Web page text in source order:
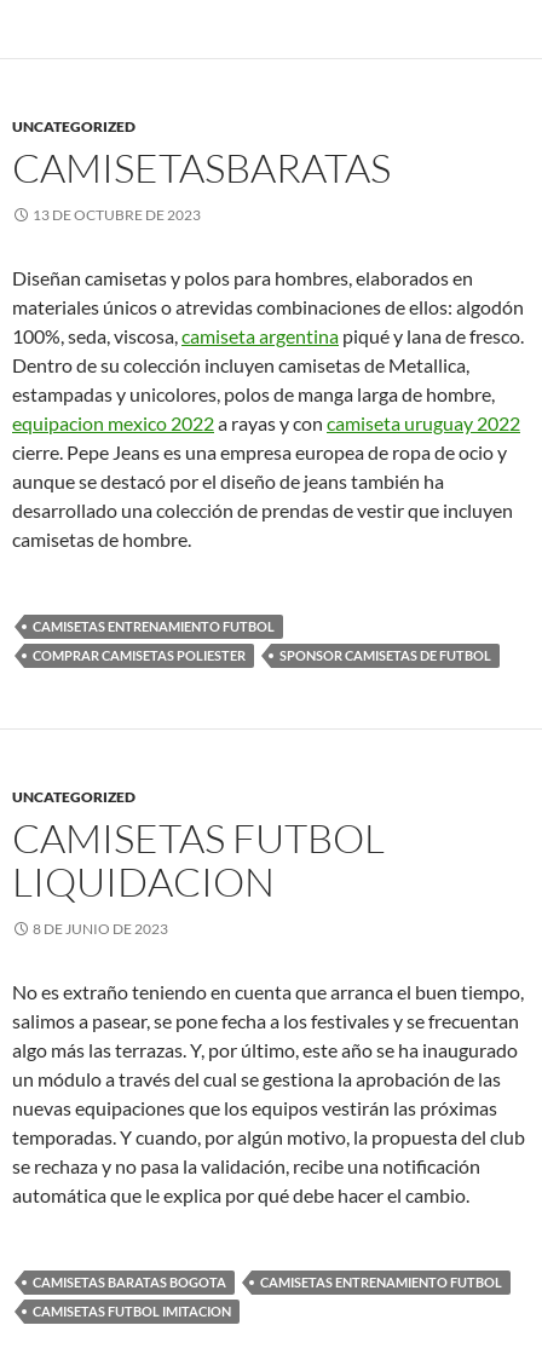
UNCATEGORIZED
CAMISETASBARATAS
13 DE OCTUBRE DE 2023
Diseñan camisetas y polos para hombres, elaborados en
materiales únicos o atrevidas combinaciones de ellos: algodón
100%, seda, viscosa,camiseta argentina piqué y lana de fresco.
Dentro de su colección incluyen camisetas de Metallica,
estampadas y unicolores, polos de manga larga de hombre,
equipacion mexico 2022a rayas y con camiseta uruguay 2022
cierre. Pepe Jeans es una empresa europea de ropa de ocio y
aunque se destacó por el diseño de jeans también ha
desarrollado una colección de prendas de vestir que incluyen
camisetas de hombre.
CAMISETAS ENTRENAMIENTO FUTBOL
COMPRAR CAMISETAS POLIESTER
SPONSOR CAMISETAS DE FUTBOL
UNCATEGORIZED
CAMISETAS FUTBOL
LIQUIDACION
8 DE JUNIO DE 2023
No es extraño teniendo en cuenta que arranca el buen tiempo,
salimos a pasear, se pone fecha a los festivales y se frecuentan
algo más las terrazas. Y, por último, este año se ha inaugurado
un módulo a través del cual se gestiona la aprobación de las
nuevas equipaciones que los equipos vestirán las próximas
temporadas. Y cuando, por algún motivo, la propuesta del club
se rechaza y no pasa la validación, recibe una notificación
automática que le explica por qué debe hacer el cambio.
CAMISETAS BARATAS BOGOTA
CAMISETAS ENTRENAMIENTO FUTBOL
CAMISETAS FUTBOL IMITACION